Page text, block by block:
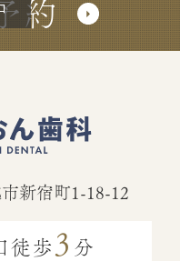
約
新宿町1-18-12
徒歩 3 分